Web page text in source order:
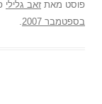
פוסט מאת זאב גלילי
בספטמבר 2007